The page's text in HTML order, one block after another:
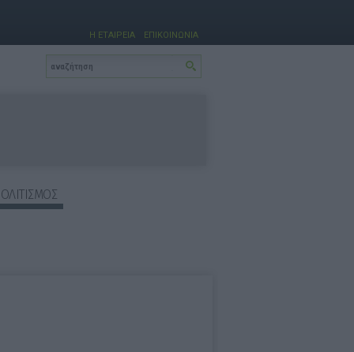
Η ΕΤΑΙΡΕΙΑ ΕΠΙΚΟΙΝΩΝΙΑ